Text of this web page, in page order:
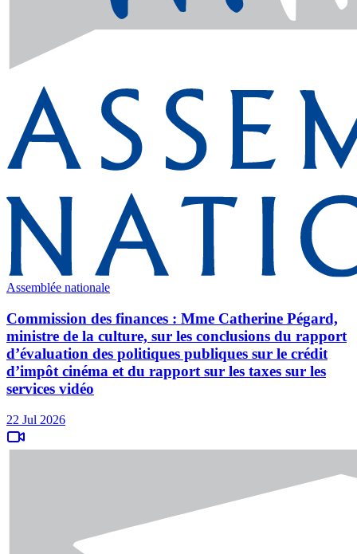
Assemblée nationale
Commission des finances : Mme Catherine Pégard,
ministre de la culture, sur les conclusions du rapport
d’évaluation des politiques publiques sur le crédit
d’impôt cinéma et du rapport sur les taxes sur les
services vidéo
22 Jul 2026